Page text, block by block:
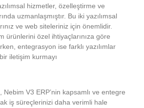
hizmetler, özelleştirme ve
uzmanlaşmıştır. Bu iki yazılımsal
ve web siteleriniz için önemlidir.
ürünlerini özel ihtiyaçlarınıza göre
entegrasyon ise farklı yazılımlar
iletişim kurmayı
Nebim V3 ERP’nin kapsamlı ve entegre
iş süreçlerinizi daha verimli hale